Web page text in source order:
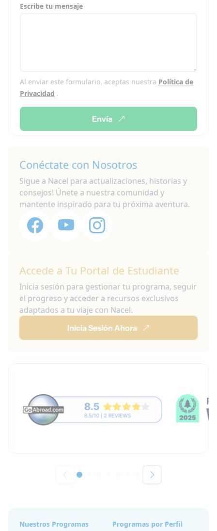
Escribe tu mensaje
Al enviar este formulario, aceptas nuestra Política de
Privacidad .
Envía
Conéctate con Nosotros
Sigue a Nacel para actualizaciones, historias y
consejos! Únete a nuestra comunidad y
mantente inspirado para tu próxima aventura.
Accede a Tu Portal de Estudiante
Inicia sesión para gestionar tu programa, seguir
el progreso y acceder a recursos exclusivos
adaptados a tu viaje con Nacel.
Inicia Sesión Ahora
Nuestros Programas Programas por Perfil